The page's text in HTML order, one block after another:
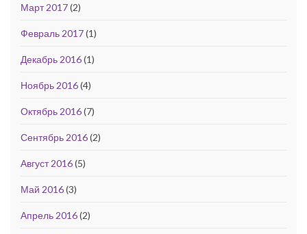
Март 2017(2)
Февраль 2017(1)
Декабрь 2016(1)
Ноябрь 2016(4)
Октябрь 2016(7)
Сентябрь 2016(2)
Август 2016(5)
Май 2016(3)
Апрель 2016(2)